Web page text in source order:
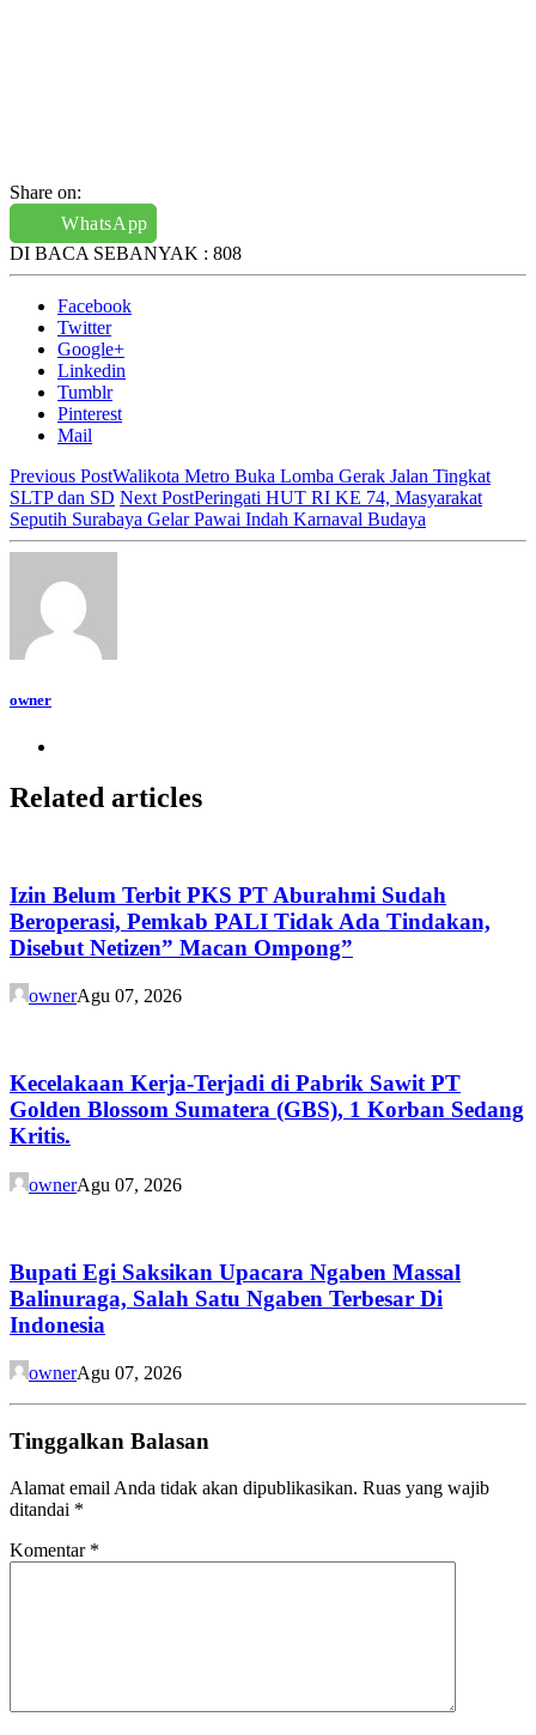
Share on:
WhatsApp
DI BACA SEBANYAK : 808
Facebook
Twitter
Google+
Linkedin
Tumblr
Pinterest
Mail
Previous PostWalikota Metro Buka Lomba Gerak Jalan Tingkat
SLTP dan SD Next PostPeringati HUT RI KE 74, Masyarakat
Seputih Surabaya Gelar Pawai Indah Karnaval Budaya
owner
Related articles
Izin Belum Terbit PKS PT Aburahmi Sudah
Beroperasi, Pemkab PALI Tidak Ada Tindakan,
Disebut Netizen” Macan Ompong”
ownerAgu 07, 2026
Kecelakaan Kerja-Terjadi di Pabrik Sawit PT
Golden Blossom Sumatera (GBS), 1 Korban Sedang
Kritis.
ownerAgu 07, 2026
Bupati Egi Saksikan Upacara Ngaben Massal
Balinuraga, Salah Satu Ngaben Terbesar Di
Indonesia
ownerAgu 07, 2026
Tinggalkan Balasan
Alamat email Anda tidak akan dipublikasikan. Ruas yang wajib
ditandai *
Komentar *